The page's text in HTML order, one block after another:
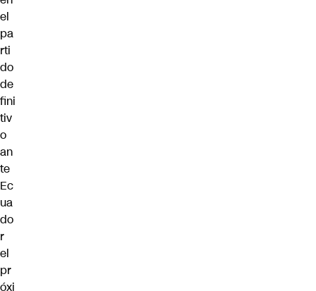
el
pa
rti
do
de
fini
tiv
o
an
te
Ec
ua
do
r
el
pr
óxi